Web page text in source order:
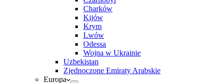
Charków
Kijów
Krym
Lwów
Odessa
Wojna w Ukrainie
Uzbekistan
Zjednoczone Emiraty Arabskie
Europa